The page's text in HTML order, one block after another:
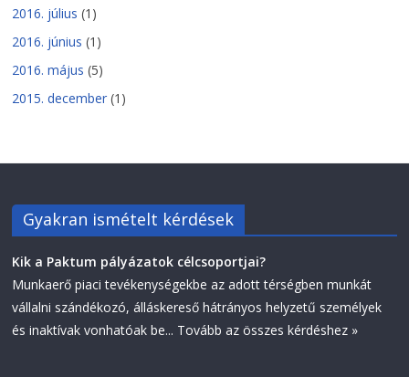
2016. július (1)
2016. június (1)
2016. május (5)
2015. december (1)
Gyakran ismételt kérdések
Kik a Paktum pályázatok célcsoportjai?
Munkaerő piaci tevékenységekbe az adott térségben munkát
vállalni szándékozó, álláskereső hátrányos helyzetű személyek
és inaktívak vonhatóak be... Tovább az összes kérdéshez »